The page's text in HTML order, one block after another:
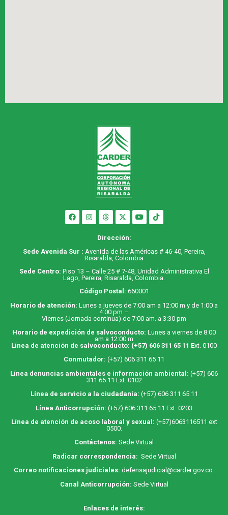
Dirección:
Sede Avenida Sur : Avenida de las Américas # 46-40, Pereira,
Risaralda, Colombia
Sede Centro: Piso 13 – Calle 25 # 7-48, Unidad Administrativa El
Lago, Pereira, Risaralda, Colombia.
Código Postal: 660001
Horario de atención: Lunes a jueves de 7:00 am a 12:00 m y de 1:00 a
4:00 pm –
Viernes (Jornada continua) de 7:00 am. a 3:30 pm
Horario de expedición de salvoconducto: Lunes a viernes de 8:00
am a 12:00 m
Línea de atención de salvoconducto: (+57) 606 311 65 11 Ext. 0100
Conmutador: (+57) 606 311 65 11
Línea denuncias ambientales e información ambiental: (+57) 606
311 65 11 Ext. 0102
Línea de servicio a la ciudadanía: (+57) 606 311 65 11
Línea Anticorrupción: (+57) 606 311 65 11 Ext. 0203
Línea de atención de acoso laboral y sexual: (+57)6063116511 ext
0500.
Contáctenos: Sede Virtual
Radicar correspondencia: Sede Virtual
Correo notificaciones judiciales: defensajudicial@carder.gov.co
Canal Anticorrupción: Sede Virtual
Enlaces de interés: